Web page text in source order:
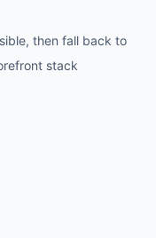
then fall back to
stack